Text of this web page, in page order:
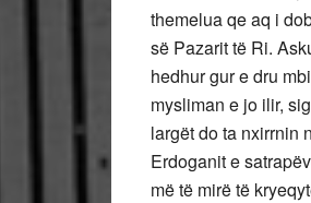
themelua qe aq i
së Pazarit të Ri.
hedhur gur e dru
mysliman e jo ilir,
largët do ta nxirrnin
Erdoganit e
më të mirë të